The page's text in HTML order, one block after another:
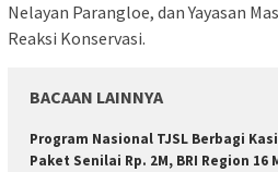
Nelayan Parangloe, dan Yayasan
Reaksi Konservasi.
BACAAN LAINNYA
Program Nasional TJSL Berbagi
Paket Senilai Rp. 2M, BRI Region